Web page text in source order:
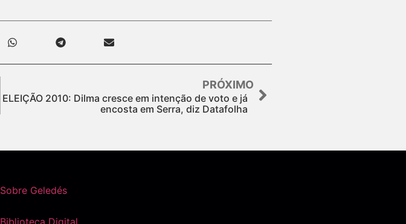
PRÓXIMO
ELEIÇÃO 2010: Dilma cresce em intenção de voto e já
encosta em Serra, diz Datafolha
Sobre Geledés
Biblioteca Digital